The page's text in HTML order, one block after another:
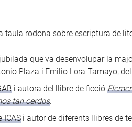
taula rodona sobre escriptura de
que va desenvolupar la
Plaza i Emilio Lora-Tamayo,
i autora del llibre de ficció
tan cerdos.
ICAS i autor de diferents llibres de